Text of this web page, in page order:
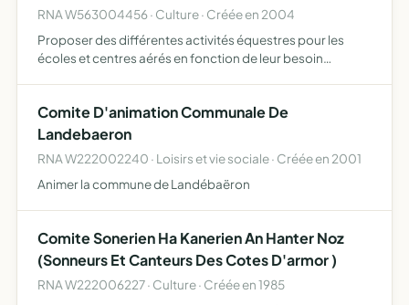
RNA W563004456 · Culture · Créée en 2004
Proposer des différentes activités équestres pour les
écoles et centres aérés en fonction de leur besoin
découvir la be…
Comite D'animation Communale De
Landebaeron
RNA W222002240 · Loisirs et vie sociale · Créée en 2001
Animer la commune de Landébaëron
Comite Sonerien Ha Kanerien An Hanter Noz
(Sonneurs Et Canteurs Des Cotes D'armor )
RNA W222006227 · Culture · Créée en 1985